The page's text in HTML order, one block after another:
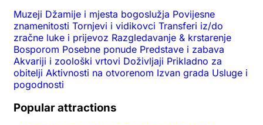
Muzeji Džamije i mjesta bogoslužja Povijesne
znamenitosti Tornjevi i vidikovci Transferi iz/do
zračne luke i prijevoz Razgledavanje & krstarenje
Bosporom Posebne ponude Predstave i zabava
Akvariji i zoološki vrtovi Doživljaji Prikladno za
obitelji Aktivnosti na otvorenom Izvan grada Usluge i
pogodnosti
Popular attractions